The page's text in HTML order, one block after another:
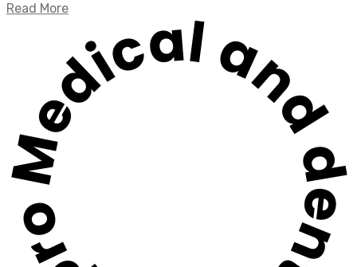
Read More
dental care provider